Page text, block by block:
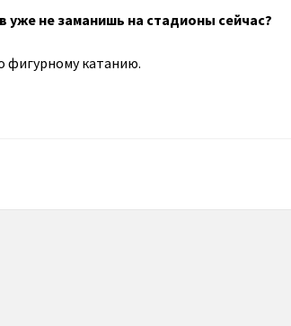
уже не заманишь на стадионы сейчас?
фигурному катанию.